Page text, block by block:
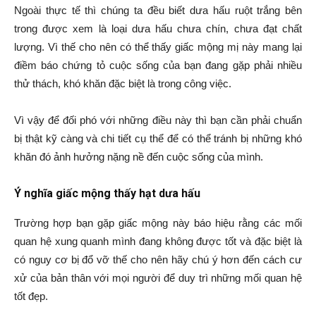
Ngoài thực tế thì chúng ta đều biết dưa hấu ruột trắng bên
trong được xem là loại dưa hấu chưa chín, chưa đạt chất
lượng. Vì thế cho nên có thể thấy giấc mộng mị này mang lại
điềm báo chứng tỏ cuộc sống của bạn đang gặp phải nhiều
thử thách, khó khăn đặc biệt là trong công việc.
Vì vậy để đối phó với những điều này thì bạn cần phải chuẩn
bị thật kỹ càng và chi tiết cụ thể để có thể tránh bị những khó
khăn đó ảnh hưởng nặng nề đến cuộc sống của mình.
Ý nghĩa giấc mộng thấy hạt dưa hấu
Trường hợp bạn gặp giấc mộng này báo hiệu rằng các mối
quan hệ xung quanh mình đang không được tốt và đặc biệt là
có nguy cơ bị đổ vỡ thế cho nên hãy chú ý hơn đến cách cư
xử của bản thân với mọi người để duy trì những mối quan hệ
tốt đẹp.